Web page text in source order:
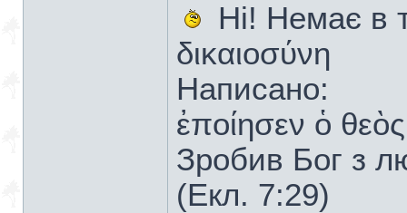
Ні! Немає в
δικαιοσύνη
Написано:
ἐποίησεν ὁ
Зробив Бог з
(Екл. 7:29)